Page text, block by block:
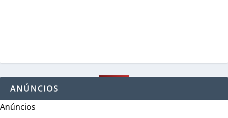
ANÚNCIOS
Anúncios